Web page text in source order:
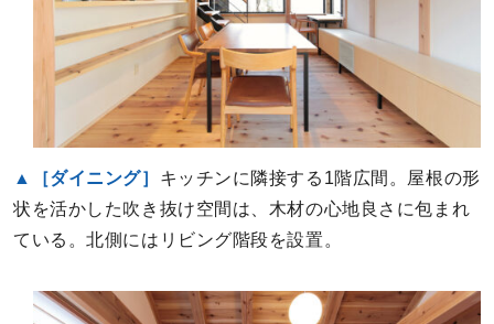
▲［ダイニング］ キッチンに隣接する1階広間。屋根の形
状を活かした吹き抜け空間は、木材の心地良さに包まれ
ている。北側にはリビング階段を設置。